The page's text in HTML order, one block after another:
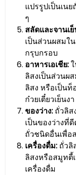
แปรรูปเป็นเน
ๆ
สลัดและจานเ
เป็นส่วนผสมใ
กรุบกรอบ
อาหารเอเชีย:
ลิสงเป็นส่วนผ
ลิสง หรือเป็นท็
ก๋วยเตี๋ยวเย็นงา
ของว่าง: ถั่วลิ
เป็นของว่างที่
ถั่วชนิดอื่นเพื่อ
เครื่องดื่ม: ถั่วลิ
ลิสงหรือสมูทตี้
เครื่องดื่ม